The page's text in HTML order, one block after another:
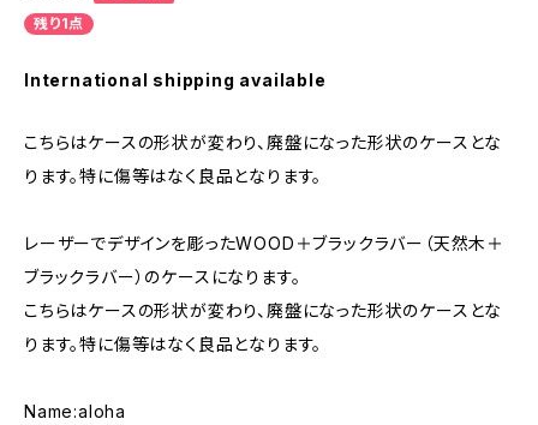
残り1点
International shipping available
こちらはケースの形状が変わり、廃盤になった形状のケースとな
ります。特に傷等はなく良品となります。
レーザーでデザインを彫ったWOOD＋ブラックラバー（天然木＋
ブラックラバー）のケースになります。
こちらはケースの形状が変わり、廃盤になった形状のケースとな
ります。特に傷等はなく良品となります。
Name:aloha